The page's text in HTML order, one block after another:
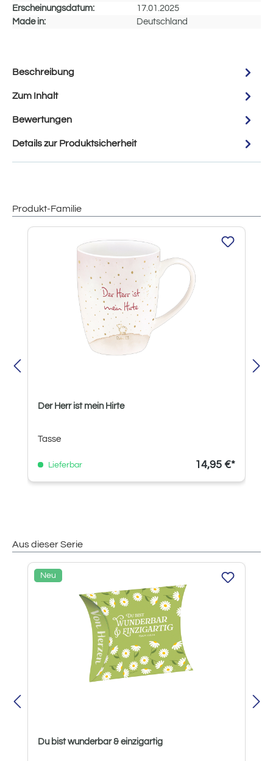
Erscheinungsdatum:
17.01.2025
Made in:
Deutschland
Beschreibung
Zum Inhalt
Bewertungen
Details zur Produktsicherheit
Produkt-Familie
Produktgalerie überspringen
Der Herr ist mein Hirte
Tasse
Lieferbar 14,95 €*
Aus dieser Serie
Produktgalerie überspringen
Neu
Du bist wunderbar & einzigartig